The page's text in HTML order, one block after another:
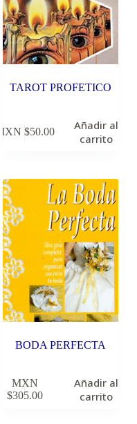
TAROT PROFETICO
MXN $50.00
Añadir al
carrito
BODA PERFECTA
MXN
$305.00
Añadir al
carrito